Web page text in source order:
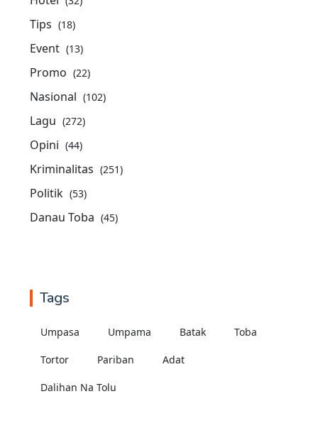
Tips (18)
Event (13)
Promo (22)
Nasional (102)
Lagu (272)
Opini (44)
Kriminalitas (251)
Politik (53)
Danau Toba (45)
Tags
Umpasa Umpama Batak Toba
Tortor Pariban Adat
Dalihan Na Tolu